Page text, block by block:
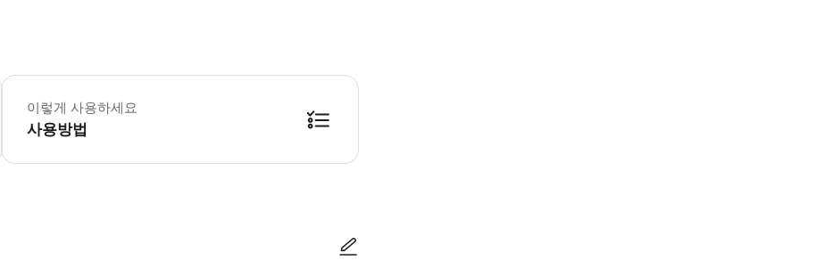
<무료 입장> 다음 조건에 해당되는 분은 유효한 신분증을 제시하신 후 무료 입장 절차를 진행해 주세요. * 장애인 * 75세 이상 고령자 * 키 1.2미터 이하
이렇게 사용하세요
사용방법